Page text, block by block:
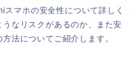
スマホの安全性について詳しく
なリスクがあるのか、また安
法についてご紹介します。